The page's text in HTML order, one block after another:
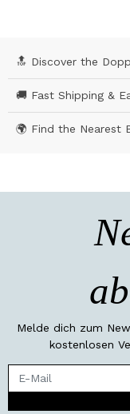
🔝 Discover the
🚚 Fast Shipping &
🌍 Find the Nearest
Melde dich zum
kostenlosen